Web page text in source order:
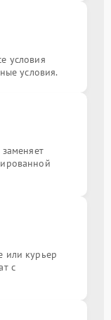
условия
условия.
заменяет
или курьер
с